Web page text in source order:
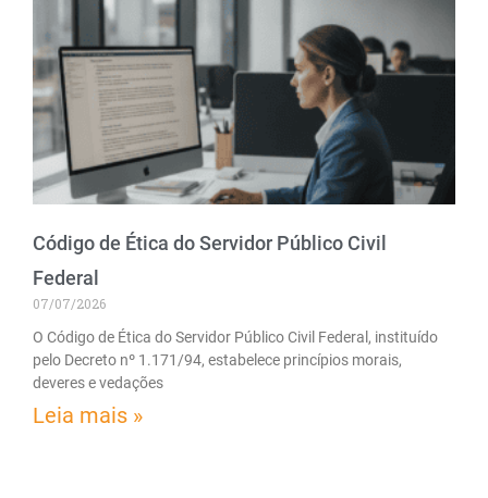
Código de Ética do Servidor Público Civil
Federal
07/07/2026
O Código de Ética do Servidor Público Civil Federal, instituído
pelo Decreto nº 1.171/94, estabelece princípios morais,
deveres e vedações
Leia mais »